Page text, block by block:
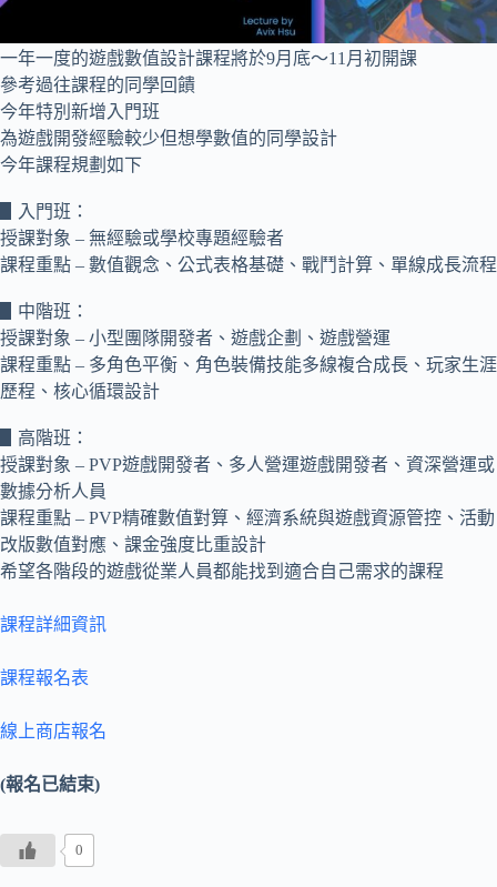
一年一度的遊戲數值設計課程將於9月底～11月初開課
參考過往課程的同學回饋
今年特別新增入門班
為遊戲開發經驗較少但想學數值的同學設計
今年課程規劃如下
▋入門班：
授課對象 – 無經驗或學校專題經驗者
課程重點 – 數值觀念、公式表格基礎、戰鬥計算、單線成長流程
▋中階班：
授課對象 – 小型團隊開發者、遊戲企劃、遊戲營運
課程重點 – 多角色平衡、角色裝備技能多線複合成長、玩家生涯
歷程、核心循環設計
▋高階班：
授課對象 – PVP遊戲開發者、多人營運遊戲開發者、資深營運或
數據分析人員
課程重點 – PVP精確數值對算、經濟系統與遊戲資源管控、活動
改版數值對應、課金強度比重設計
希望各階段的遊戲從業人員都能找到適合自己需求的課程
課程詳細資訊
課程報名表
線上商店報名
(報名已結束)
0